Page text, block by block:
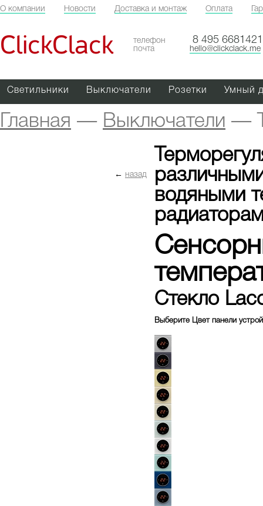
О компании Новости Доставка и монтаж Оплата
ClickClack телефон 8 495 6681421
почта hello@clickclack.me
Светильники Выключатели Розетки Умный
Главная — Выключатели —
← назад
водяными
Стекло
Выберите Цвет панели